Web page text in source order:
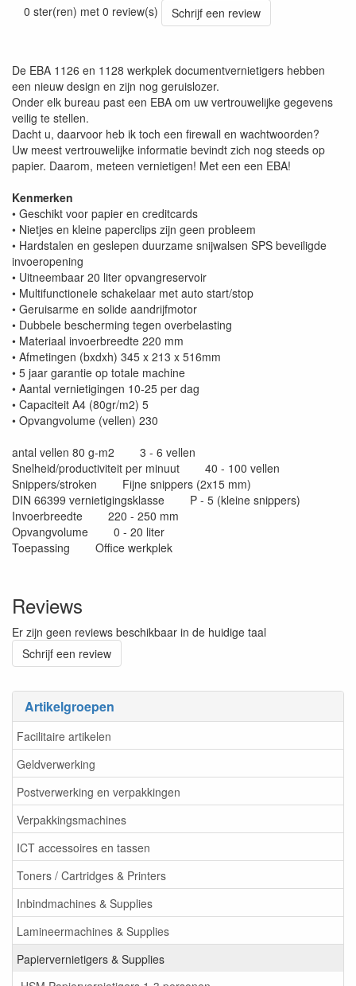
Artikelgroepen
Facilitaire artikelen
Geldverwerking
Postverwerking en verpakkingen
Verpakkingsmachines
ICT accessoires en tassen
Toners / Cartridges & Printers
Inbindmachines & Supplies
Lamineermachines & Supplies
Papiervernietigers & Supplies
0 ster(ren) met 0 review(s)
Schrijf een review
De EBA 1126 en 1128 werkplek documentvernietigers hebben
een nieuw design en zijn nog geruislozer.
Onder elk bureau past een EBA om uw vertrouwelijke gegevens
veilig te stellen.
Dacht u, daarvoor heb ik toch een firewall en wachtwoorden?
Uw meest vertrouwelijke informatie bevindt zich nog steeds op
papier. Daarom, meteen vernietigen! Met een een EBA!
Kenmerken
• Geschikt voor papier en creditcards
• Nietjes en kleine paperclips zijn geen probleem
• Hardstalen en geslepen duurzame snijwalsen SPS beveiligde
invoeropening
• Uitneembaar 20 liter opvangreservoir
• Multifunctionele schakelaar met auto start/stop
• Geruisarme en solide aandrijfmotor
• Dubbele bescherming tegen overbelasting
• Materiaal invoerbreedte 220 mm
• Afmetingen (bxdxh) 345 x 213 x 516mm
• 5 jaar garantie op totale machine
• Aantal vernietigingen 10-25 per dag
• Capaciteit A4 (80gr/m2) 5
• Opvangvolume (vellen) 230
antal vellen 80 g-m2 3 - 6 vellen
Snelheid/productiviteit per minuut 40 - 100 vellen
Snippers/stroken Fijne snippers (2x15 mm)
DIN 66399 vernietigingsklasse P - 5 (kleine snippers)
Invoerbreedte 220 - 250 mm
Opvangvolume 0 - 20 liter
Toepassing Office werkplek
Reviews
Er zijn geen reviews beschikbaar in de huidige taal
Schrijf een review